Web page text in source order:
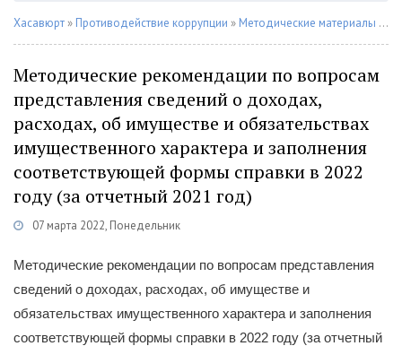
Хасавюрт » Противодействие коррупции » Методические материалы
Методические рекомендации по вопросам
представления сведений о доходах,
расходах, об имуществе и обязательствах
имущественного характера и заполнения
соответствующей формы справки в 2022
году (за отчетный 2021 год)
07 марта 2022, Понедельник
Методические рекомендации по вопросам представления
сведений о доходах, расходах, об имуществе и
обязательствах имущественного характера и заполнения
соответствующей формы справки в 2022 году (за отчетный